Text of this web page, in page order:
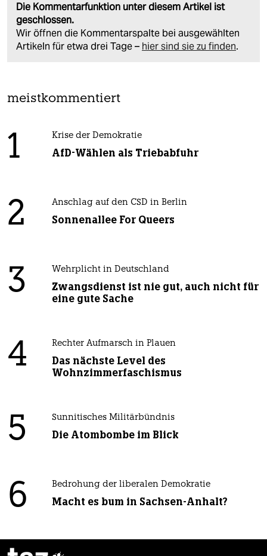
Die Kommentarfunktion unter diesem Artikel ist
geschlossen.
Wir öffnen die Kommentarspalte bei ausgewählten
Artikeln für etwa drei Tage – hier sind sie zu finden.
meistkommentiert
1 Krise der Demokratie
AfD-Wählen als Triebabfuhr
2 Anschlag auf den CSD in Berlin
Sonnenallee For Queers
3 Wehrplicht in Deutschland
Zwangsdienst ist nie gut, auch nicht für
eine gute Sache
4 Rechter Aufmarsch in Plauen
Das nächste Level des
Wohnzimmerfaschismus
5 Sunnitisches Militärbündnis
Die Atombombe im Blick
6 Bedrohung der liberalen Demokratie
Macht es bum in Sachsen-Anhalt?